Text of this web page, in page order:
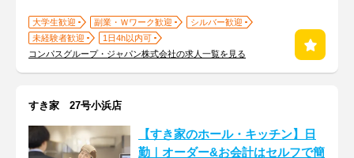
大学生歓迎 副業・Ｗワーク歓迎
シルバー歓迎
未経験者歓迎
1日4h以内可
コンパスグループ・ジャパン株式会社の求人一覧を見る
すき家 27号小浜店
【すき家のホール・キッチン】日
勤｜オーダー&お会計はセルフで簡